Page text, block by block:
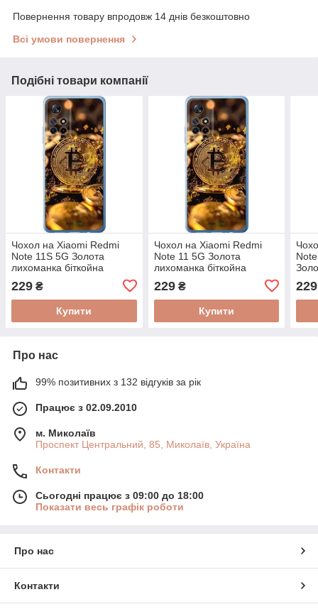
Повернення товару впродовж 14 днів безкоштовно
Всі умови повернення
Подібні товари компанії
Чохол на Xiaomi Redmi
Note 11S 5G Золота
лихоманка біткойна
229 ₴
Купити
Чохол на Xiaomi Redmi
Note 11 5G Золота
лихоманка біткойна
229₴
Купити
229
Про нас
99% позитивних з 132 відгуків за рік
Працює з 02.09.2010
м. Миколаїв
Проспект Центральний, 85, Миколаїв, Україна
Контакти
Сьогодні працює з 09:00 до 18:00
Показати весь графік роботи
Про нас
Контакти